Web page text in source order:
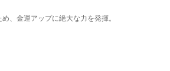
、金運アップに絶大な力を発揮。